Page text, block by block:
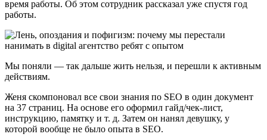
время работы. Об этом сотрудник рассказал уже спустя год
работы.
Мы поняли — так дальше жить нельзя, и перешли к активным
действиям.
Женя скомпоновал все свои знания по SEO в один документ
на 37 страниц. На основе его оформил гайд/чек-лист,
инструкцию, памятку и т. д. Затем он нанял девушку, у
которой вообще не было опыта в SEO.